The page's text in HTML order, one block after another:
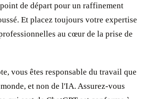
de départ pour un raffinement
Et placez toujours votre expertise
au cœur de la prise de
vous êtes responsable du travail que
et non de l'IA. Assurez-vous